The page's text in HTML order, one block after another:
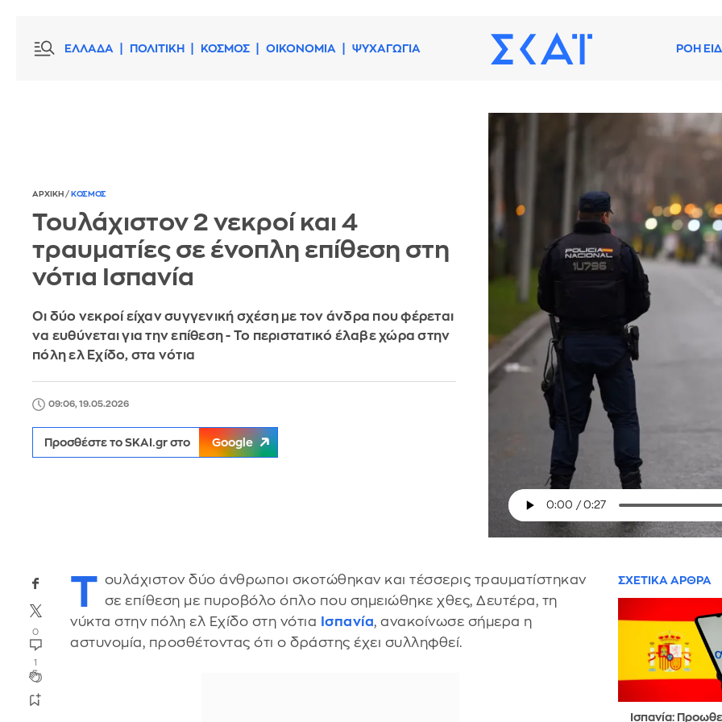
ΕΛΛΑΔΑ ΠΟΛΙΤΙΚΗ ΚΟΣΜΟΣ ΟΙΚΟΝΟΜΙΑ ΨΥΧΑΓΩΓΙΑ ΡΟΗ
ΑΡΧΙΚΗ / ΚΟΣΜΟΣ
Τουλάχιστον 2 νεκροί και 4
τραυματίες σε ένοπλη επίθεση στη
νότια Ισπανία
Οι δύο νεκροί είχαν συγγενική σχέση με τον άνδρα που φέρεται
να ευθύνεται για την επίθεση - Το περιστατικό έλαβε χώρα στην
πόλη ελ Εχίδο, στα νότια
09:06, 19.05.2026
Προσθέστε το SKAI.gr στο Google
0
1
Τ ουλάχιστον δύο άνθρωποι σκοτώθηκαν και τέσσερις τραυματίστηκαν
σε επίθεση με πυροβόλο όπλο που σημειώθηκε χθες, Δευτέρα, τη
νύκτα στην πόλη ελ Εχίδο στη νότια
Ισπανία, ανακοίνωσε σήμερα η
αστυνομία, προσθέτοντας ότι ο δράστης έχει συλληφθεί.
ΣΧΕΤΙΚΑ ΑΡΘΡΑ
Ισπανία: